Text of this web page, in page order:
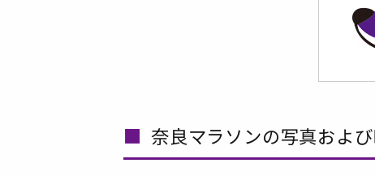
奈良マラソンの写真およ